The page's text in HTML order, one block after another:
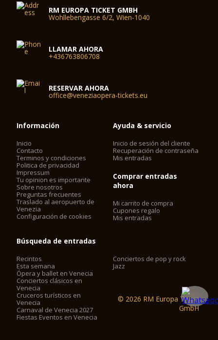
RM EUROPA TICKET GMBH
Wohllebengasse 6/2, Wien-1040
LLAMAR AHORA
+436763806708
RESERVAR AHORA
office@veneziaopera-tickets.eu
Información
Inicio
Contacto
Terminos y condiciones
Politica de privacidad
Impressum
Tu opinion es importante
Sobre nosotros
Preguntas frecuentes
Traslado al aeropuerto de
Venezia
Configuración de cookies
Ayuda & servicio
Inicio de sesión del cliente
Recuperación de contraseña
Mis entradas
Comprar entradas
ahora
Mi carrito de compra
Cupones regalo
Mis entradas
Búsqueda de entradas
Recintos
Esta semana
Ópera y ballet en Venecia
Conciertos clásicos en
Venecia
Cruceros turísticos en
Venecia
Carnaval de Venecia 2027
Fiestas Eventos en Venecia
Conciertos de pop y rock
Jazz
© 2026 RM Europa Ticket
GmbH